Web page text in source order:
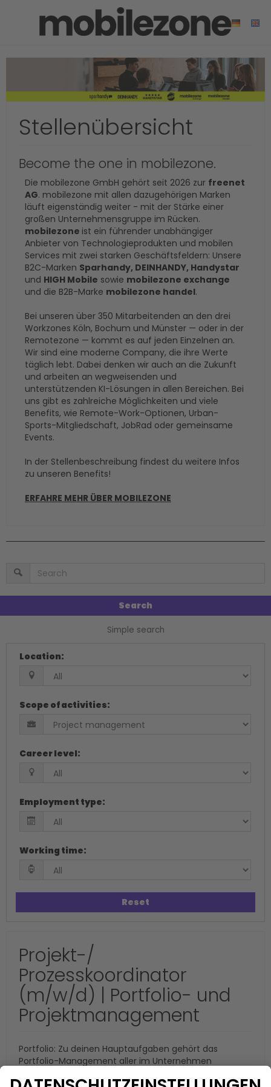
Stellenübersicht
Become the one in mobilezone.
Die mobilezone GmbH gehört seit 2026 zur freenet
AG. mobilezone mit allen dazugehörigen Marken
läuft eigenständig weiter - mit der Stärke einer
großen Unternehmensgruppe im Rücken.
mobilezone ist ein führender unabhängiger
Anbieter von Technologieprodukten und mobilen
Services mit zwei starken Geschäftsfeldern: Unsere
B2C-Marken Sparhandy, DEINHANDY, Handystar
und HIGH Mobile sowie mobilezone exchange
und die B2B-Marke mobilezone handel.
Bei unseren über 350 Mitarbeitenden an den drei
Workzones Köln, Bochum und Münster — oder in der
Remotezone — kommt es auf jeden Einzelnen an.
Wir sind eine moderne Company, die ihre Werte
täglich lebt. Dabei denken wir auch an die Zukunft
und arbeiten an wegweisenden und
unterstützenden KI-Lösungen in allen Bereichen. Bei
uns gibt es zahlreiche Möglichkeiten und viele
Benefits, wie Remote-Work-Optionen, Urban-
Sports-Mitgliedschaft, JobRad oder gemeinsame
Events.
In der Stellenbeschreibung findest du weitere Infos
zu unseren Benefits!
ERFAHRE MEHR ÜBER MOBILEZONE
Search
Simple search
Location:
Scope of activities:
Career level:
Employment type:
Working time:
Reset
Projekt-/
Prozesskoordinator
(m/w/d) | Portfolio- und
Projektmanagement
Portfolio: Zu deinen Hauptaufgaben gehört das
Portfolio-Management aller im Unternehmen